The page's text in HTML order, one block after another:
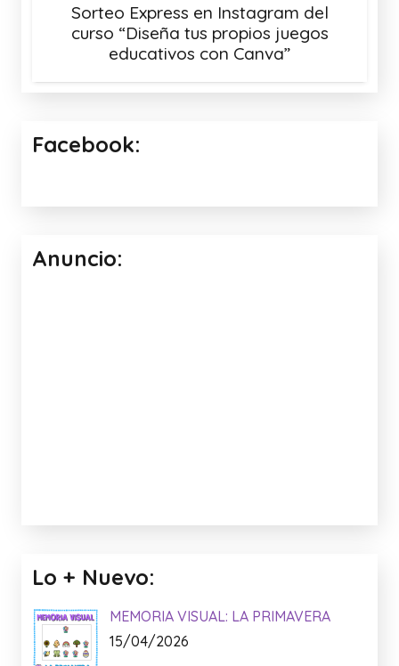
Sorteo Express en Instagram del
curso “Diseña tus propios juegos
educativos con Canva”
Facebook:
Anuncio:
Lo + Nuevo:
MEMORIA VISUAL: LA PRIMAVERA
15/04/2026